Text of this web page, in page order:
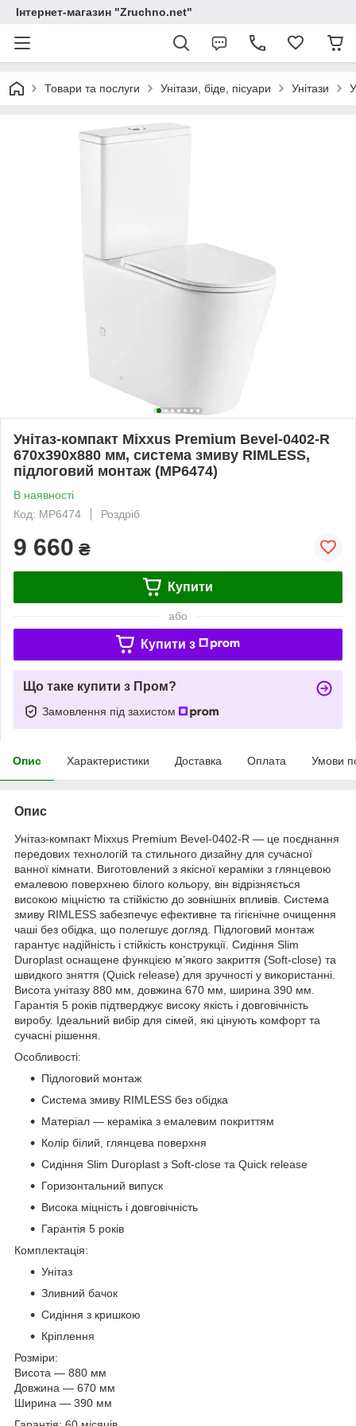
Інтернет-магазин "Zruchno.net"
Товари та послуги Унітази, біде, пісуари Унітази
Унітаз-компакт Mixxus Premium Bevel-0402-R
670x390x880 мм, система змиву RIMLESS,
підлоговий монтаж (MP6474)
В наявності
Код: MP6474
Роздріб
9 660 ₴
Купити
або
Купити з
Що таке купити з Пром?
Замовлення під захистом
Опис Характеристики Доставка Оплата Умови
Опис
Унітаз-компакт Mixxus Premium Bevel-0402-R — це поєднання
передових технологій та стильного дизайну для сучасної
ванної кімнати. Виготовлений з якісної кераміки з глянцевою
емалевою поверхнею білого кольору, він відрізняється
високою міцністю та стійкістю до зовнішніх впливів. Система
змиву RIMLESS забезпечує ефективне та гігієнічне очищення
чаші без обідка, що полегшує догляд. Підлоговий монтаж
гарантує надійність і стійкість конструкції. Сидіння Slim
Duroplast оснащене функцією м’якого закриття (Soft-close) та
швидкого зняття (Quick release) для зручності у використанні.
Висота унітазу 880 мм, довжина 670 мм, ширина 390 мм.
Гарантія 5 років підтверджує високу якість і довговічність
виробу. Ідеальний вибір для сімей, які цінують комфорт та
сучасні рішення.
Особливості:
Підлоговий монтаж
Система змиву RIMLESS без обідка
Матеріал — кераміка з емалевим покриттям
Колір білий, глянцева поверхня
Сидіння Slim Duroplast з Soft-close та Quick release
Горизонтальний випуск
Висока міцність і довговічність
Гарантія 5 років
Комплектація:
Унітаз
Зливний бачок
Сидіння з кришкою
Кріплення
Розміри:
Висота — 880 мм
Довжина — 670 мм
Ширина — 390 мм